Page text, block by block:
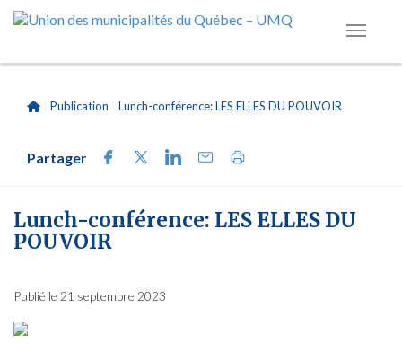
Publication Lunch-conférence: LES ELLES DU POUVOIR
Partager
Lunch-conférence: LES ELLES DU
POUVOIR
Publié le 21 septembre 2023